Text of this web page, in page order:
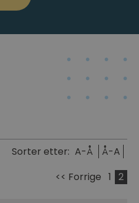
Sorter etter: A-Å
Å-A
<< Forrige 1 2